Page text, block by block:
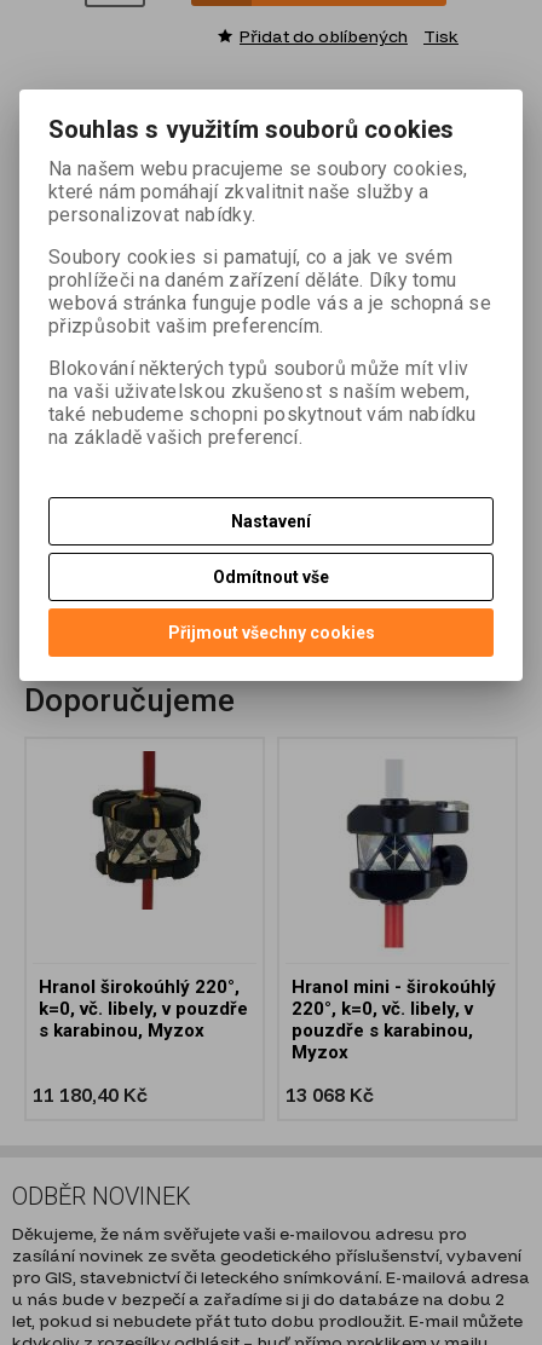
Přidat do oblíbených Tisk
Hmotnost:0,74 kg
Specifikace:
- Materiál: Aluminium
- Rozměr: 25 x 27 x 135 mm
- Upínání: na trn Leika
- Horní část - tyčka 9 mm
Dotaz na výrobek
Doporučit výrobek
Doporučujeme
Hranol širokoúhlý 220°,
k=0, vč. libely, v pouzdře
s karabinou, Myzox
11 180,40 Kč
Hranol mini - širokoúhlý
220°, k=0, vč. libely, v
pouzdře s karabinou,
Myzox
13 068 Kč
ODBĚR NOVINEK
Děkujeme, že nám svěřujete vaši e-mailovou adresu pro
zasílání novinek ze světa geodetického příslušenství, vybavení
pro GIS, stavebnictví či leteckého snímkování. E-mailová adresa
u nás bude v bezpečí a zařadíme si ji do databáze na dobu 2
let, pokud si nebudete přát tuto dobu prodloužit. E-mail můžete
Souhlas s využitím souborů cookies
Na našem webu pracujeme se soubory cookies,
které nám pomáhají zkvalitnit naše služby a
personalizovat nabídky.
Soubory cookies si pamatují, co a jak ve svém
prohlížeči na daném zařízení děláte. Díky tomu
webová stránka funguje podle vás a je schopná se
přizpůsobit vašim preferencím.
Blokování některých typů souborů může mít vliv
na vaši uživatelskou zkušenost s naším webem,
také nebudeme schopni poskytnout vám nabídku
na základě vašich preferencí.
Nastavení
Odmítnout vše
Přijmout všechny cookies